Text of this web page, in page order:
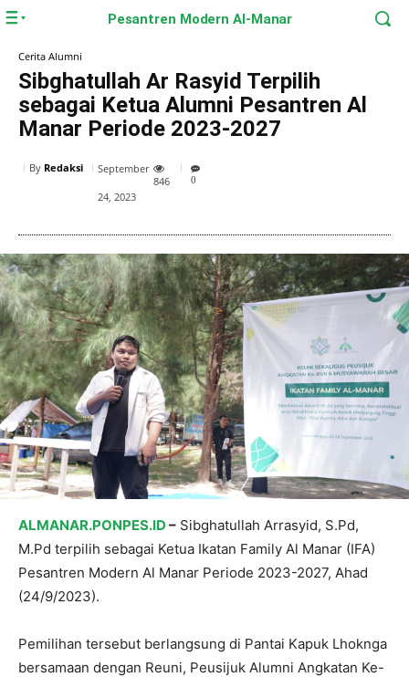
Pesantren Modern Al-Manar
Cerita Alumni
Sibghatullah Ar Rasyid Terpilih
sebagai Ketua Alumni Pesantren Al
Manar Periode 2023-2027
By Redaksi September
24, 2023
846 0
ALMANAR.PONPES.ID – Sibghatullah Arrasyid, S.Pd,
M.Pd terpilih sebagai Ketua Ikatan Family Al Manar (IFA)
Pesantren Modern Al Manar Periode 2023-2027, Ahad
(24/9/2023).
Pemilihan tersebut berlangsung di Pantai Kapuk Lhoknga
bersamaan dengan Reuni, Peusijuk Alumni Angkatan Ke-